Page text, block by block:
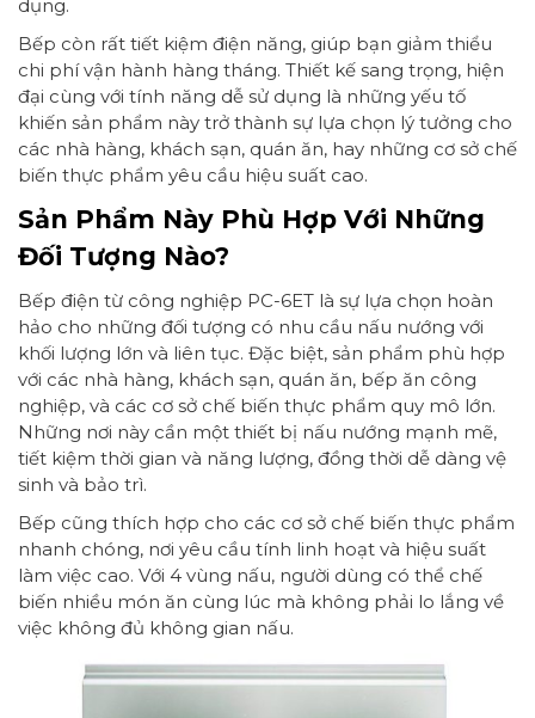
dụng.
Bếp còn rất tiết kiệm điện năng, giúp bạn giảm thiểu
chi phí vận hành hàng tháng. Thiết kế sang trọng, hiện
đại cùng với tính năng dễ sử dụng là những yếu tố
khiến sản phẩm này trở thành sự lựa chọn lý tưởng cho
các nhà hàng, khách sạn, quán ăn, hay những cơ sở chế
biến thực phẩm yêu cầu hiệu suất cao.
Sản Phẩm Này Phù Hợp Với Những
Đối Tượng Nào?
Bếp điện từ công nghiệp PC-6ET là sự lựa chọn hoàn
hảo cho những đối tượng có nhu cầu nấu nướng với
khối lượng lớn và liên tục. Đặc biệt, sản phẩm phù hợp
với các nhà hàng, khách sạn, quán ăn, bếp ăn công
nghiệp, và các cơ sở chế biến thực phẩm quy mô lớn.
Những nơi này cần một thiết bị nấu nướng mạnh mẽ,
tiết kiệm thời gian và năng lượng, đồng thời dễ dàng vệ
sinh và bảo trì.
Bếp cũng thích hợp cho các cơ sở chế biến thực phẩm
nhanh chóng, nơi yêu cầu tính linh hoạt và hiệu suất
làm việc cao. Với 4 vùng nấu, người dùng có thể chế
biến nhiều món ăn cùng lúc mà không phải lo lắng về
việc không đủ không gian nấu.